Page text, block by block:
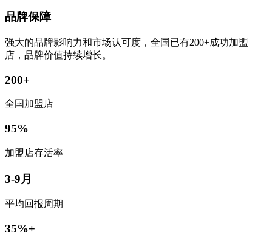
品牌保障
强大的品牌影响力和市场认可度，全国已有200+成功加盟
店，品牌价值持续增长。
200+
全国加盟店
95%
加盟店存活率
3-9月
平均回报周期
35%+